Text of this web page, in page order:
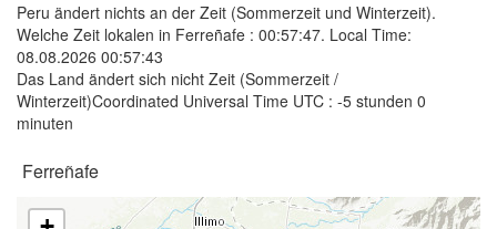
Peru ändert nichts an der Zeit (Sommerzeit und Winterzeit).
Welche Zeit lokalen in Ferreñafe : 00:57:47. Local Time:
08.08.2026 00:57:43
Das Land ändert sich nicht Zeit (Sommerzeit /
Winterzeit)Coordinated Universal Time UTC : -5 stunden 0
minuten
Ferreñafe